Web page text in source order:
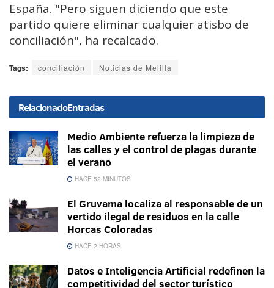
España. "Pero siguen diciendo que este
partido quiere eliminar cualquier atisbo de
conciliación", ha recalcado.
Tags: conciliación Noticias de Melilla
RelacionadoEntradas
Medio Ambiente refuerza la limpieza de
las calles y el control de plagas durante
el verano
HACE 52 MINUTOS
El Gruvama localiza al responsable de un
vertido ilegal de residuos en la calle
Horcas Coloradas
HACE 2 HORAS
Datos e Inteligencia Artificial redefinen la
competitividad del sector turístico